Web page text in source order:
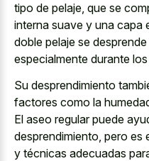
tipo de pelaje, que se
interna suave y una capa
doble pelaje se
especialmente durante
Su desprendimiento
factores como la
El aseo regular puede
desprendimiento, pero es
y técnicas adecuadas